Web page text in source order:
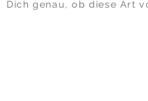
Dich genau, ob diese Art